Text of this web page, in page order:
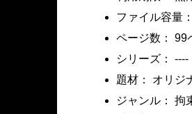
ファイル容量
ページ数： 99
シリーズ： ----
題材： オリジ
ジャンル： 拘